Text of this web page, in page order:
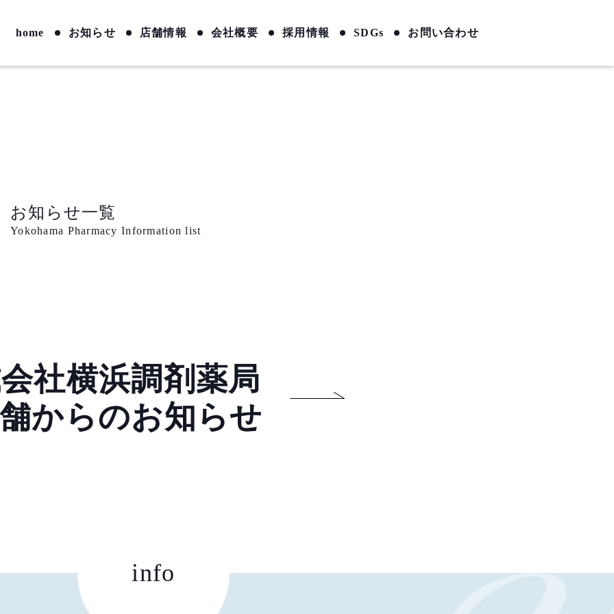
home お知らせ 店舗情報 会社概要 採用情報 SDGs お問い合わせ
お知らせ一覧
Yokohama Pharmacy Information list
社横浜調剤薬局
からのお知らせ
info